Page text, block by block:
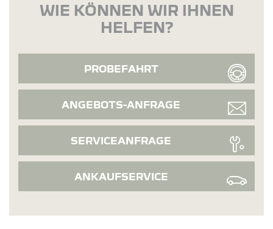
WIE KÖNNEN WIR IHNEN
HELFEN?
PROBEFAHRT
ANGEBOTS-ANFRAGE
SERVICEANFRAGE
ANKAUFSERVICE